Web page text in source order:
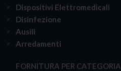
Dispositivi Elettromedicali
Disinfezione
Ausili
Arredamenti
FORNITURA PER CATEGORIA